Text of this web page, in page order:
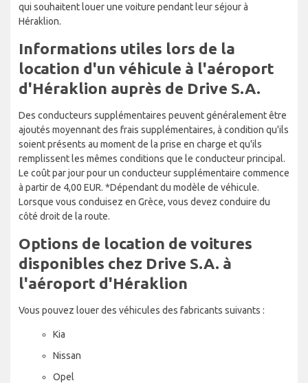
qui souhaitent louer une voiture pendant leur séjour à
Héraklion.
Informations utiles lors de la
location d'un véhicule à l'aéroport
d'Héraklion auprès de Drive S.A.
Des conducteurs supplémentaires peuvent généralement être
ajoutés moyennant des frais supplémentaires, à condition qu'ils
soient présents au moment de la prise en charge et qu'ils
remplissent les mêmes conditions que le conducteur principal.
Le coût par jour pour un conducteur supplémentaire commence
à partir de 4,00 EUR. *Dépendant du modèle de véhicule.
Lorsque vous conduisez en Grèce, vous devez conduire du
côté droit de la route.
Options de location de voitures
disponibles chez Drive S.A. à
l'aéroport d'Héraklion
Vous pouvez louer des véhicules des fabricants suivants :
Kia
Nissan
Opel